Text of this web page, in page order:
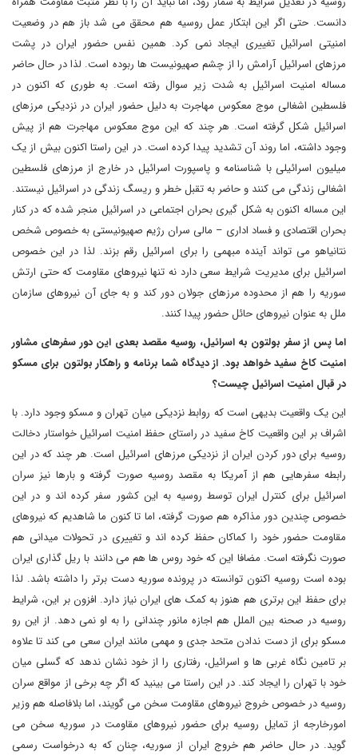
دانست. حتی اگر این ابتکار عمل روسیه هم محقق می شد باز هم در وضعیت
امنیتی اسرائیل تغییری ایجاد نمی کرد. همین نفس حضور ایران در پشت
مرزهای اسرائیل آرامش را از چشم صهیونیست ها ربوده است. لذا در حال حاضر
مساله امنیت اسرائیل به شدت زیر سوال رفته است. به طوری که اکنون در
فلسطین اشغالی موج معکوس مهاجرت به دلیل حضور ایران در نزدیکی مرزهای
اسرائیل شکل گرفته است. هر چند که این موج معکوس مهاجرت هم از پیش
وجود داشته، اما روند آن تشدید پیدا کرده است. در این راستا اکنون بیش از یک
میلیون اسرائیلی با شناسنامه و پاسپورت اسرائیل در خارج از مرزهای فلسطین
اشغالی زندگی می کنند و حاضر به تقبل خطر و ریسگ زندگی در اسرائیل نیستند.
این مساله اکنون به شکل گیری بحران اجتماعی در اسرائیل منجر شده که در کنار
بحران اقتصادی و فساد اداری – مالی سران رژیم صهیونیستی به خصوص شخص
نتانیاهو می تواند آینده مبهمی را برای اسرائیل رقم بزند. لذا در این خصوص
اسرائیل برای مدیریت شرایط سعی دارد نه تنها نیروهای مقاومت که حتی ارتش
سوریه را هم از محدوده مرزهای جولان دور کند و به جای آن نیروهای سازمان
ملل به عنوان نیروهای حائل حضور پیدا کنند.
اما پس از سفر بولتون به اسرائیل، روسیه مقصد بعدی این دور سفرهای مشاور
امنیت کاخ سفید خواهد بود. از دیدگاه شما برنامه و راهکار بولتون برای مسکو
در قبال امنیت اسرائیل چیست؟
این یک واقعیت بدیهی است که روابط نزدیکی میان تهران و مسکو وجود دارد. با
اشراف بر این واقعیت کاخ سفید در راستای حفظ امنیت اسرائیل خواستار دخالت
روسیه برای دور کردن ایران از نزدیکی مرزهای اسرائیل است. هر چند که در این
رابطه سفرهایی هم از آمریکا به مقصد روسیه صورت گرفته و بارها نیز سران
اسرائیل برای کنترل ایران توسط روسیه به این کشور سفر کرده اند و در این
خصوص چندین دور مذاکره هم صورت گرفته، اما تا کنون ما شاهدیم که نیروهای
مقاومت حضور خود را کماکان حفظ کرده اند و تغییری در تحولات میدانی هم
صورت نگرفته است. مضافا این که خود روس ها هم می دانند با ریل گذاری ایران
بوده است روسیه اکنون توانسته در پرونده سوریه دست برتر را داشته باشد. لذا
برای حفظ این برتری هم هنوز به کمک های ایران نیاز دارد. افزون بر این، شرایط
روسیه در صحنه بین الملل هم اجازه مانور چندانی را به او نمی دهد. از این رو
مسکو برای از دست ندادن متحد جدی و مهمی مانند ایران سعی می کند تا علاوه
بر تامین نگاه غربی ها و اسرائیل، رفتاری را از خود نشان ندهد که گسلی میان
خود با تهران را ایجاد کند. در این راستا می بینید که اگر چه برخی از مواقع سران
روسیه در خصوص خروج نیروهای مقاومت سخن می گویند، اما بلافاصله هم وزیر
امورخارجه از تمایل روسیه برای حضور نیروهای مقاومت در سوریه سخن می
گوید. در حال حاضر هم خروج ایران از سوریه، چنان که به درخواست رسمی